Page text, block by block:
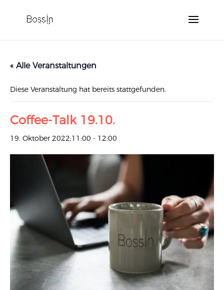
« Alle Veranstaltungen
Diese Veranstaltung hat bereits stattgefunden.
Coffee-Talk 19.10.
19. Oktober 2022;11:00 - 12:00